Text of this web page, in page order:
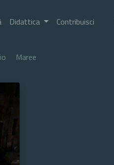
Didattica Contribuisci
Maree